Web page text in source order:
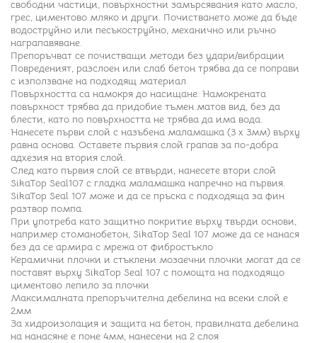
свободни частици, повърхностни замърсявания като масло,
грес, циментово мляко и други. Почистването може да бъде
водоструйно или песъкоструйно, механично или ръчно
награпавяване.
Препоръчват се почистващи методи без удари/вибрации
Повреденият, разслоен или слаб бетон трябва да се поправи
с използване на подходящ материал
Повърхността са намокря до насищане. Намокрената
повърхност трябва да придобие тъмен матов вид, без да
блести, като по повърхността не трябва да има вода.
Нанесете първи слой с назъбена маламашка (3 х 3мм) върху
равна основа. Оставете първия слой грапав за по-добра
адхезия на втория слой.
След като първия слой се втвърди, нанесете втори слой
SikaTop Seal107 с гладка маламашка напречно на първия.
SikaTop Seal 107 може и да се пръска с подходяща за фин
разтвор помпа.
При употреба като защитно покритие върху твърди основи,
например стоманобетон, SikaTop Seal 107 може да се нанася
без да се армира с мрежа от фибростъкло
Керамични плочки и стъклени мозаечни плочки могат да се
поставят върху SikaTop Seal 107 с помощта на подходящо
циментово лепило за плочки
Максималната препоръчителна дебелина на всеки слой е
2мм
За хидроизолация и защита на бетон, правилната дебелина
на нанасяне е поне 4мм, нанесени на 2 слоя